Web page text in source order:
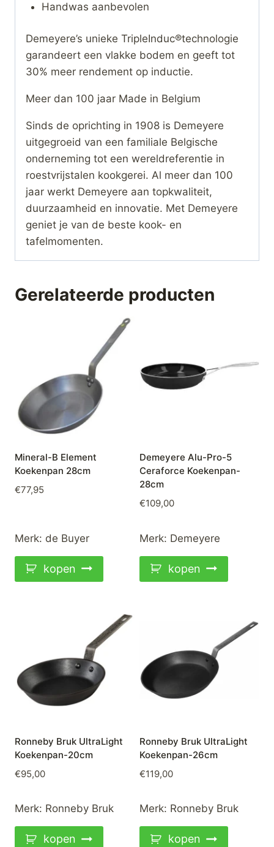
Handwas aanbevolen
Demeyere’s unieke TripleInduc®technologie
garandeert een vlakke bodem en geeft tot
30% meer rendement op inductie.
Meer dan 100 jaar Made in Belgium
Sinds de oprichting in 1908 is Demeyere
uitgegroeid van een familiale Belgische
onderneming tot een wereldreferentie in
roestvrijstalen kookgerei. Al meer dan 100
jaar werkt Demeyere aan topkwaliteit,
duurzaamheid en innovatie. Met Demeyere
geniet je van de beste kook- en
tafelmomenten.
Gerelateerde producten
Mineral-B Element
Koekenpan 28cm
€77,95
Merk: de Buyer
kopen
Demeyere Alu-Pro-5
Ceraforce Koekenpan-
28cm
€109,00
Merk: Demeyere
kopen
Ronneby Bruk UltraLight
Koekenpan-20cm
€95,00
Merk: Ronneby Bruk
kopen
Ronneby Bruk UltraLight
Koekenpan-26cm
€119,00
Merk: Ronneby Bruk
kopen